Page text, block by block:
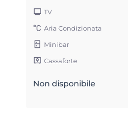
TV
Aria Condizionata
Minibar
Cassaforte
Non disponibile